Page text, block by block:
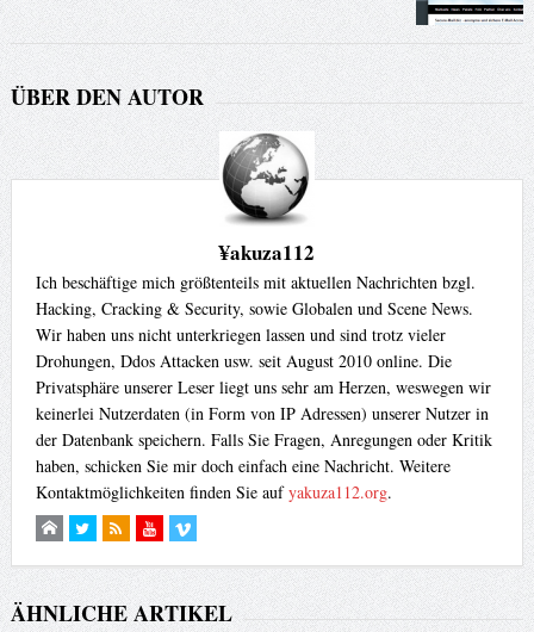
ÜBER DEN AUTOR
¥akuza112
Ich beschäftige mich größtenteils mit aktuellen Nachrichten bzgl.
Hacking, Cracking & Security, sowie Globalen und Scene News.
Wir haben uns nicht unterkriegen lassen und sind trotz vieler
Drohungen, Ddos Attacken usw. seit August 2010 online. Die
Privatsphäre unserer Leser liegt uns sehr am Herzen, weswegen wir
keinerlei Nutzerdaten (in Form von IP Adressen) unserer Nutzer in
der Datenbank speichern. Falls Sie Fragen, Anregungen oder Kritik
haben, schicken Sie mir doch einfach eine Nachricht. Weitere
Kontaktmöglichkeiten finden Sie aufyakuza112.org.
ÄHNLICHE ARTIKEL